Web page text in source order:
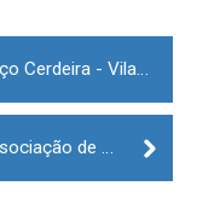
IP consigna empreitada do subtroço Cerdeira - Vilar Formoso da Linha da Beira Alta
Trancoso: Saída de campo com a Associação de Mulheres Agricultoras e Rurais Portuguesas